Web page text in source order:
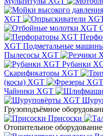
XGT
XGT Подметальные
Пылесосы XGT
Рубанки
Скарификаторы XGT
(косы) XGT
Чайники XGT
Грузоподъёмное
Присоски
Отопительное оборудование